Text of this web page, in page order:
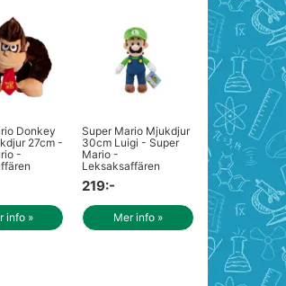
Donkey
27cm -
-
info »
Super Mario Mjukdjur
30cm Luigi - Super
Mario -
Leksaksaffären
219:-
Mer info »